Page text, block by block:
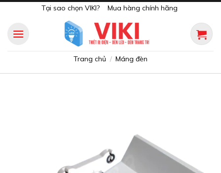
content
Tại sao chọn VIKI? Mua hàng chính hãng
Trang chủ / Máng đèn